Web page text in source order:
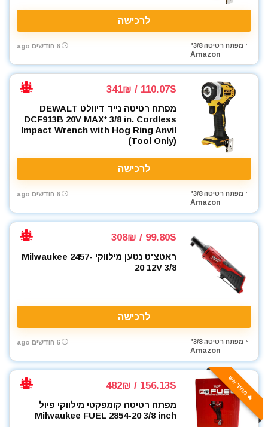
לרכישה
מפתח רטיטה 3/8"
Amazon
6 חודשים ago
110.07$ / 341₪
מפתח רטיטה נייד דיוולט DEWALT
DCF913B 20V MAX* 3/8 in. Cordless
Impact Wrench with Hog Ring Anvil
(Tool Only)
לרכישה
מפתח רטיטה 3/8"
Amazon
6 חודשים ago
99.80$ / 308₪
ראטצ'ט נטען מילווקי Milwaukee 2457-
20 12V 3/8
לרכישה
מפתח רטיטה 3/8"
Amazon
6 חודשים ago
🔥 מחיר אש 156.13$ / 482₪
מפתח רטיטה קומפקטי מילווקי פיול
Milwaukee FUEL 2854-20 3/8 inch